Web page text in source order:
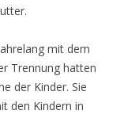
mit dem
Trennung hatten
der Kinder. Sie
den Kindern in